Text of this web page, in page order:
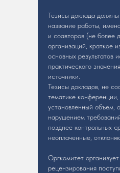
Тезисы доклада
название работы,
и соавторов (не более
организаций, краткое
основных результатов
практического
источники.
Тезисы докладов, не
тематике
установленный объем,
нарушением
позднее контрольных
неоплаченные,
Оргкомитет
рецензирования